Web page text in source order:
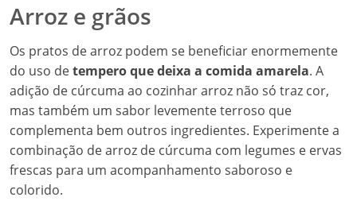
Arroz e grãos
Os pratos de arroz podem se beneficiar enormemente
do uso detempero que deixa a comida amarela. A
adição de cúrcuma ao cozinhar arroz não só traz cor,
mas também um sabor levemente terroso que
complementa bem outros ingredientes. Experimente a
combinação de arroz de cúrcuma com legumes e ervas
frescas para um acompanhamento saboroso e
colorido.